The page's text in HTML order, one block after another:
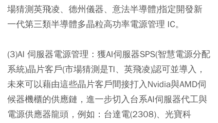
場猜測英飛凌、德州儀器、意法半導體)指定開發新
一代第三類半導體多晶粒高功率電源管理 IC。
(3)AI 伺服器電源管理： 獲AI伺服器SPS(智慧電源分配
系統)晶片客戶(市場猜測是TI、英飛凌)認可並導入，
未來可以藉由這些晶片客戶間接打入Nvidia與AMD伺
候器機櫃的供應鏈，進一步切入台系AI伺服器代工與
電源供應器龍頭，例如：台達電(2308)、光寶科